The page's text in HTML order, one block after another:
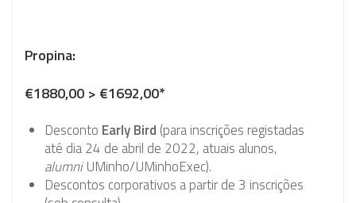
Propina:
€1880,00 > €1692,00*
Desconto Early Bird (para inscrições registadas
até dia 24 de abril de 2022, atuais alunos,
alumniUMinho/UMinhoExec).
Descontos corporativos a partir de 3 inscrições